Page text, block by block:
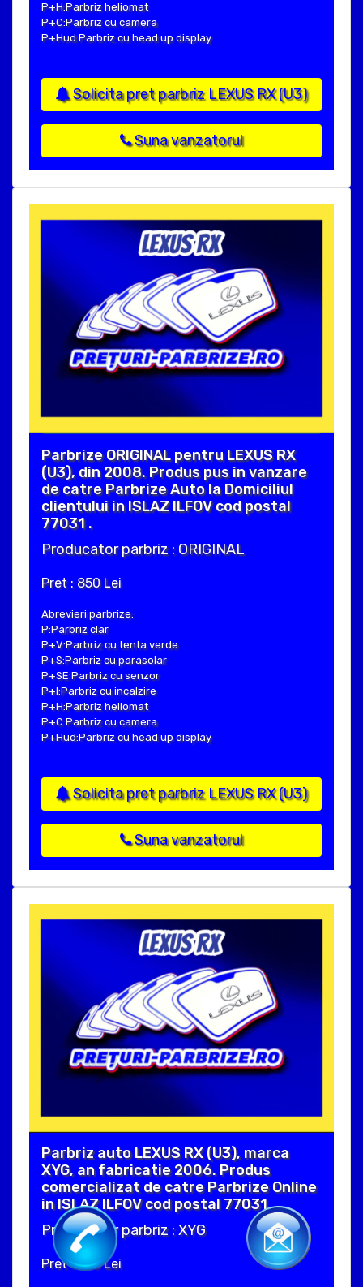
P+H:Parbriz heliomat
P+C:Parbriz cu camera
P+Hud:Parbriz cu head up display
Solicita pret parbriz LEXUS RX (U3)
Suna vanzatorul
Parbrize ORIGINAL pentru LEXUS RX
(U3), din 2008. Produs pus in vanzare
de catre Parbrize Auto la Domiciliul
clientului in ISLAZ ILFOV cod postal
77031 .
Producator parbriz : ORIGINAL
Pret : 850 Lei
Abrevieri parbrize:
P:Parbriz clar
P+V:Parbriz cu tenta verde
P+S:Parbriz cu parasolar
P+SE:Parbriz cu senzor
P+I:Parbriz cu incalzire
P+H:Parbriz heliomat
P+C:Parbriz cu camera
P+Hud:Parbriz cu head up display
Solicita pret parbriz LEXUS RX (U3)
Suna vanzatorul
Parbriz auto LEXUS RX (U3), marca
XYG, an fabricatie 2006. Produs
comercializat de catre Parbrize Online
in ISLAZ ILFOV cod postal 77031 .
Producator parbriz : XYG
Pret : 300 Lei